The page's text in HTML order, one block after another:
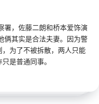
署，佐藤二朗和桥本爱饰演
俩其实是合法夫妻。因为警
，为了不被拆散，两人只能
是普通同事。